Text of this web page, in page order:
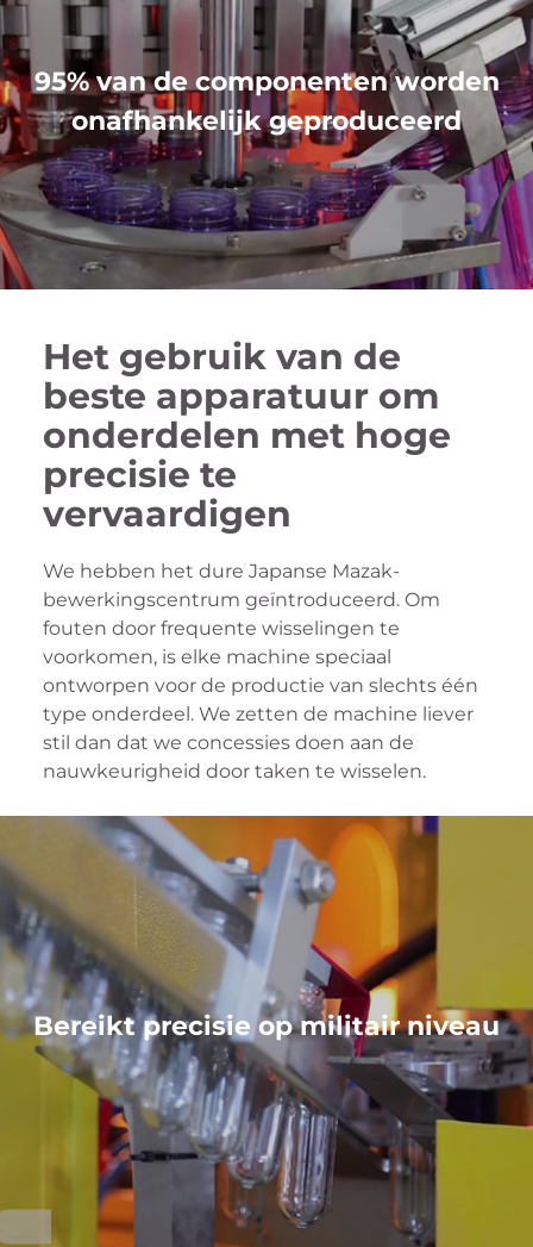
95% van de componenten worden
onafhankelijk geproduceerd
Het gebruik van de
beste apparatuur om
onderdelen met hoge
precisie te
vervaardigen
We hebben het dure Japanse Mazak-
bewerkingscentrum geïntroduceerd. Om
fouten door frequente wisselingen te
voorkomen, is elke machine speciaal
ontworpen voor de productie van slechts één
type onderdeel. We zetten de machine liever
stil dan dat we concessies doen aan de
nauwkeurigheid door taken te wisselen.
Bereikt precisie op militair niveau